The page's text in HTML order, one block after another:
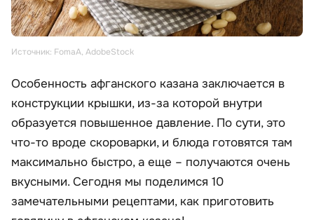
Источник: FomaA, AdobeStock
Особенность афганского казана заключается в
конструкции крышки, из-за которой внутри
образуется повышенное давление. По сути, это
что-то вроде скороварки, и блюда готовятся там
максимально быстро, а еще – получаются очень
вкусными. Сегодня мы поделимся 10
замечательными рецептами, как приготовить